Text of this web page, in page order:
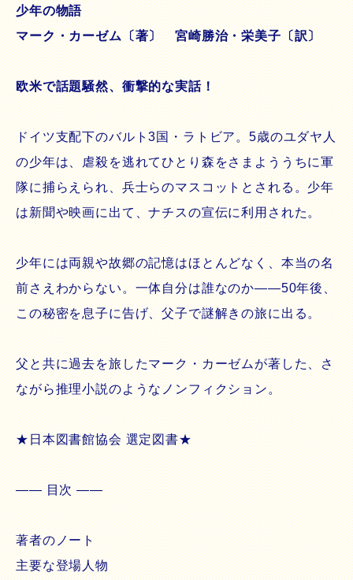
少年の物語
マーク・カーゼム〔著〕 宮崎勝治・栄美子〔訳〕
欧米で話題騒然、衝撃的な実話！
ドイツ支配下のバルト3国・ラトビア。5歳のユダヤ人
の少年は、虐殺を逃れてひとり森をさまよううちに軍
隊に捕らえられ、兵士らのマスコットとされる。少年
は新聞や映画に出て、ナチスの宣伝に利用された。
少年には両親や故郷の記憶はほとんどなく、本当の名
前さえわからない。一体自分は誰なのか――50年後、
この秘密を息子に告げ、父子で謎解きの旅に出る。
父と共に過去を旅したマーク・カーゼムが著した、さ
ながら推理小説のようなノンフィクション。
★日本図書館協会 選定図書★
―― 目次 ――
著者のノート
主要な登場人物